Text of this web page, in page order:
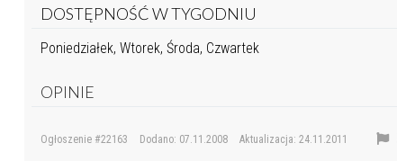
DOSTĘPNOŚĆ W TYGODNIU
Poniedziałek, Wtorek, Środa, Czwartek
OPINIE
Ogłoszenie #22163 Dodano: 07.11.2008 Aktualizacja: 24.11.2011